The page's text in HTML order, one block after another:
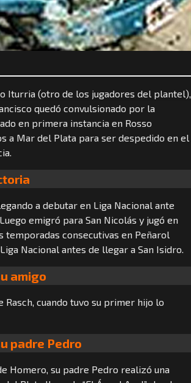
Iturria (otro de los jugadores del plantel),
quedó convulsionado por la
en primera instancia en Rosso
a Mar del Plata para ser despedido en el
a debutar en Liga Nacional ante
emigró para San Nicolás y jugó en
temporadas consecutivas en Peñarol
Nacional antes de llegar a San Isidro.
amigo
Rasch, cuando tuvo su primer hijo lo
padre Pedro
Homero, su padre Pedro realizó una